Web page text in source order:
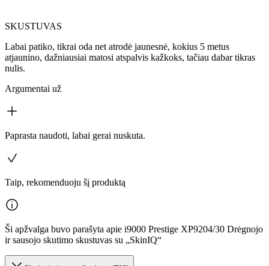
SKUSTUVAS
Labai patiko, tikrai oda net atrodė jaunesnė, kokius 5 metus
atjaunino, dažniausiai matosi atspalvis kažkoks, tačiau dabar tikras
nulis.
Argumentai už
Paprasta naudoti, labai gerai nuskuta.
Taip, rekomenduoju šį produktą
Ši apžvalga buvo parašyta apie i9000 Prestige XP9204/30 Drėgnojo
ir sausojo skutimo skustuvas su „SkinIQ“